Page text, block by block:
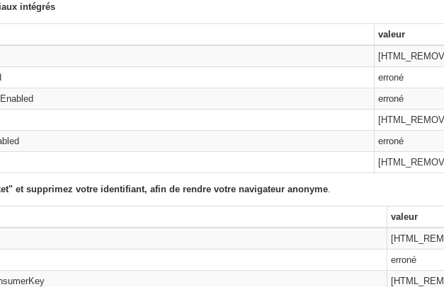
intégrés
valeur
erroné
erroné
erroné
et supprimez votre identifiant, afin de rendre votre navigateur anonyme.
valeur
erroné